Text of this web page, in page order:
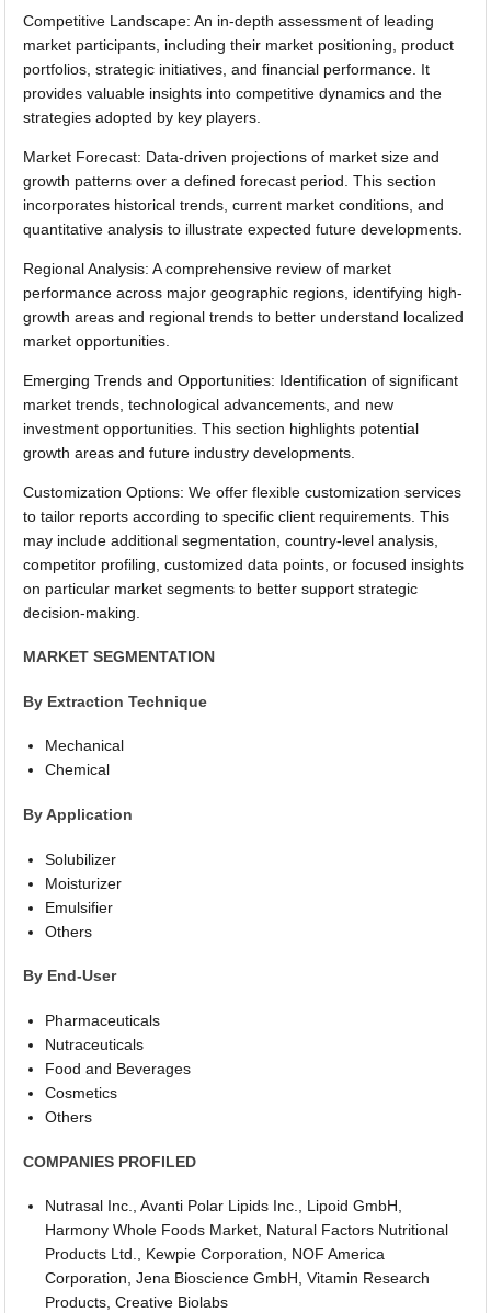
Competitive Landscape: An in-depth assessment of leading
market participants, including their market positioning, product
portfolios, strategic initiatives, and financial performance. It
provides valuable insights into competitive dynamics and the
strategies adopted by key players.
Market Forecast: Data-driven projections of market size and
growth patterns over a defined forecast period. This section
incorporates historical trends, current market conditions, and
quantitative analysis to illustrate expected future developments.
Regional Analysis: A comprehensive review of market
performance across major geographic regions, identifying high-
growth areas and regional trends to better understand localized
market opportunities.
Emerging Trends and Opportunities: Identification of significant
market trends, technological advancements, and new
investment opportunities. This section highlights potential
growth areas and future industry developments.
Customization Options: We offer flexible customization services
to tailor reports according to specific client requirements. This
may include additional segmentation, country-level analysis,
competitor profiling, customized data points, or focused insights
on particular market segments to better support strategic
decision-making.
MARKET SEGMENTATION
By Extraction Technique
Mechanical
Chemical
By Application
Solubilizer
Moisturizer
Emulsifier
Others
By End-User
Pharmaceuticals
Nutraceuticals
Food and Beverages
Cosmetics
Others
COMPANIES PROFILED
Nutrasal Inc., Avanti Polar Lipids Inc., Lipoid GmbH,
Harmony Whole Foods Market, Natural Factors Nutritional
Products Ltd., Kewpie Corporation, NOF America
Corporation, Jena Bioscience GmbH, Vitamin Research
Products, Creative Biolabs